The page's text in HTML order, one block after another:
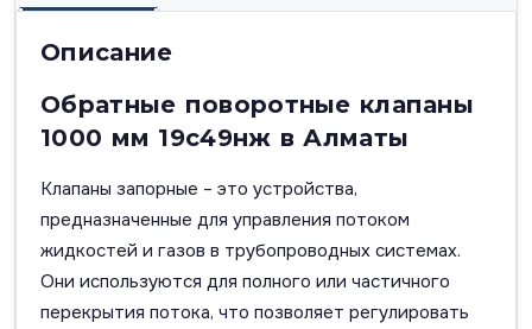
Описание
Обратные поворотные клапаны
1000 мм 19с49нж в Алматы
Клапаны запорные – это устройства,
предназначенные для управления потоком
жидкостей и газов в трубопроводных системах.
Они используются для полного или частичного
перекрытия потока, что позволяет регулировать